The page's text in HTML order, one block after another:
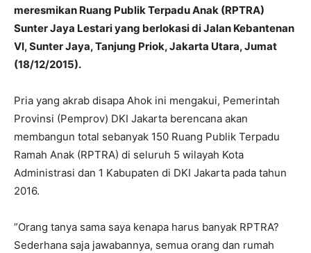
meresmikan Ruang Publik Terpadu‎ Anak (RPTRA)
Sunter Jaya Lestari yang berlokasi di Jalan Kebantenan
VI, Sunter Jaya, Tanjung Priok, Jakarta Utara, Jumat
(18/12/2015).
Pria yang akrab disapa Ahok ini mengakui, Pemerintah
Provinsi (Pemprov) DKI Jakarta berencana akan
membangun total sebanyak 150‎ Ruang‎ Publik Terpadu
Ramah Anak (RPTRA)‎ di seluruh 5 wilayah Kota
Administrasi dan 1 Kabupaten di DKI Jakarta pada tahun
2016.
‎”Orang tanya sama saya kenapa harus banyak RPTRA?
Sederhana saja jawabannya, semua orang dan rumah